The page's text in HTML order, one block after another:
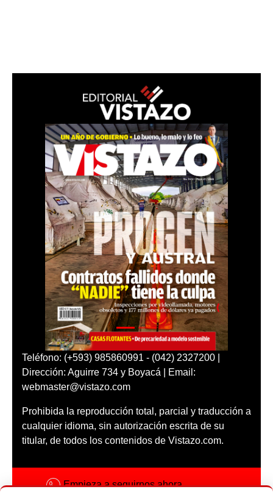
Teléfono: (+593) 985860991 - (042) 2327200 |
Dirección: Aguirre 734 y Boyacá | Email:
webmaster@vistazo.com
Prohibida la reproducción total, parcial y traducción a
cualquier idioma, sin autorización escrita de su
titular, de todos los contenidos de Vistazo.com.
Empieza a seguirnos ahora